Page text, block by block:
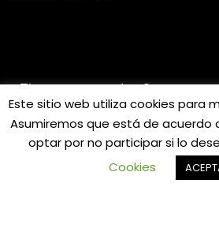
¿Tienes preguntas?
Puedes hacer preguntas dentro de
sección Preguntas y Respuestas.
Términos y condiciones
Este sitio web utiliza cookies para
Asumiremos que está de acuerdo
optar por no participar si lo
Cookies